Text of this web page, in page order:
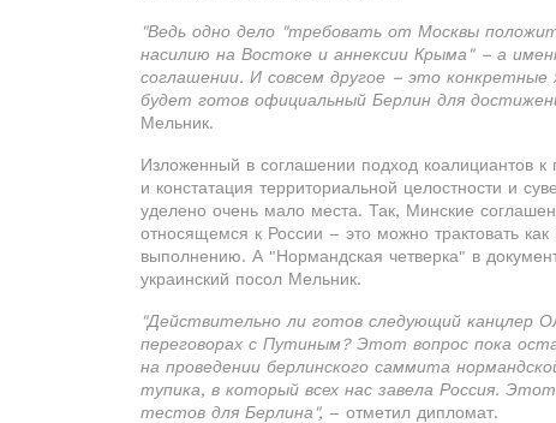
"Ведь одно дело "требовать от Москвы
насилию на Востоке и аннексии Крыма" – а
соглашении. И совсем другое – это
будет готов официальный Берлин для
Мельник.
Изложенный в соглашении подход коалициантов
и констатация территориальной целостности и
уделено очень мало места. Так, Минские
относящемся к России – это можно трактовать
выполнению. А "Нормандская четверка" в
украинский посол Мельник.
"Действительно ли готов следующий канцлер
переговорах с Путиным? Этот вопрос пока
на проведении берлинского саммита
тупика, в который всех нас завела Россия.
тестов для Берлина", – отметил дипломат.